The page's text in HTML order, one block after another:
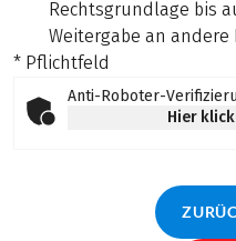
Rechtsgrundlage bis
Weitergabe an
* Pflichtfeld
Anti-Roboter-
Hier